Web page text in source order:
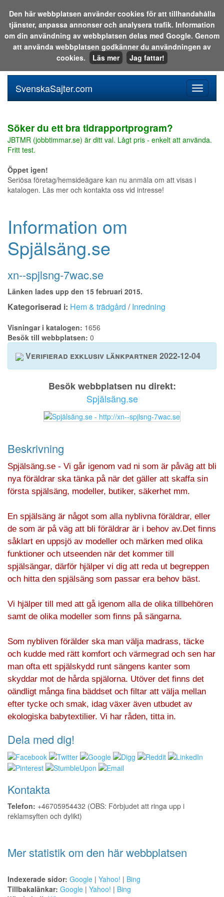
Sök i katalogen eller på webben:
meny
SvenskaSajter.com
Söker du ett bra tidrapportprogram?
JBTMR (jobbtimmar.se) är ditt val. Lågt pris - enkelt att använda.
Fritt test.
Öppet igen!
Seriösa företag/hemsideägare kan nu anmäla om att visas i
katalogen. Läs mer och kontakta oss vid intresse!
Information om
Spjälsäng.se
xn--spjlsng-7wac.se
Länken lades upp den 15 februari 2015.
Kategoriserad i: Hem & trädgård /Inredning
Visningar i katalogen: 1656
Besök till webbplatsen: 0
Verifierad exklusiv länkpartner 2022-12-04
Besök webbplatsen nu direkt:
Spjälsäng.se
Beskrivning
Spjälsäng.se - Vi går igenom vad ni som är påväg att bli
nya föräldrar ska tänka på när det gäller att skaffa sin
första spjälsäng, modeller, butiker, säkerhet mm.
En spjälsäng är något som alla nyblivna föräldrar, eller
de som är på väg att bli föräldrar är i behov av.Det finns
såklart en uppsjö av modeller och märken med olika
funktioner och utseenden när det kommer till
spjälsängar, därför hjälper vi dig att reda ut begreppen
och hitta den spjälsäng som passar era behov bäst.
Vi hjälper till med att gå igenom alla de olika tillbehören
samt de olika modeller som finns på sängarna.
Som nybliven förälder ska man välja madrass, täcke
och kudde med rätt komfort och värmegrad och sen har
man ofta ett spjälskydd runt sängens kanter som
skyddar mot de hårda spjälorna. Utöver det finns det
oändligt många fina bäddset och filtar att välja mellan
efter tycke och smak, idag växer även utbudet av
ekologiska babytextilier. Vi har råden, titta in.
Dela med dig!
Kontakta
Telefon: +46705954432 (OBS: Förbjudet att ringa upp i
reklamsyften och dylikt)
Mer statistik om den här webbplatsen
Indexerade sidor: Google | Yahoo! | Bing
Tillbakalänkar: Google | Yahoo! | Bing
Den här webbplatsen använder cookies för att tillhandahålla
tjänster, anpassa annonser och analysera trafik. Information
om din användning av webbplatsen delas med Google. Genom
att använda webbplatsen godkänner du användningen av
cookies.
Läs mer Jag fattar!